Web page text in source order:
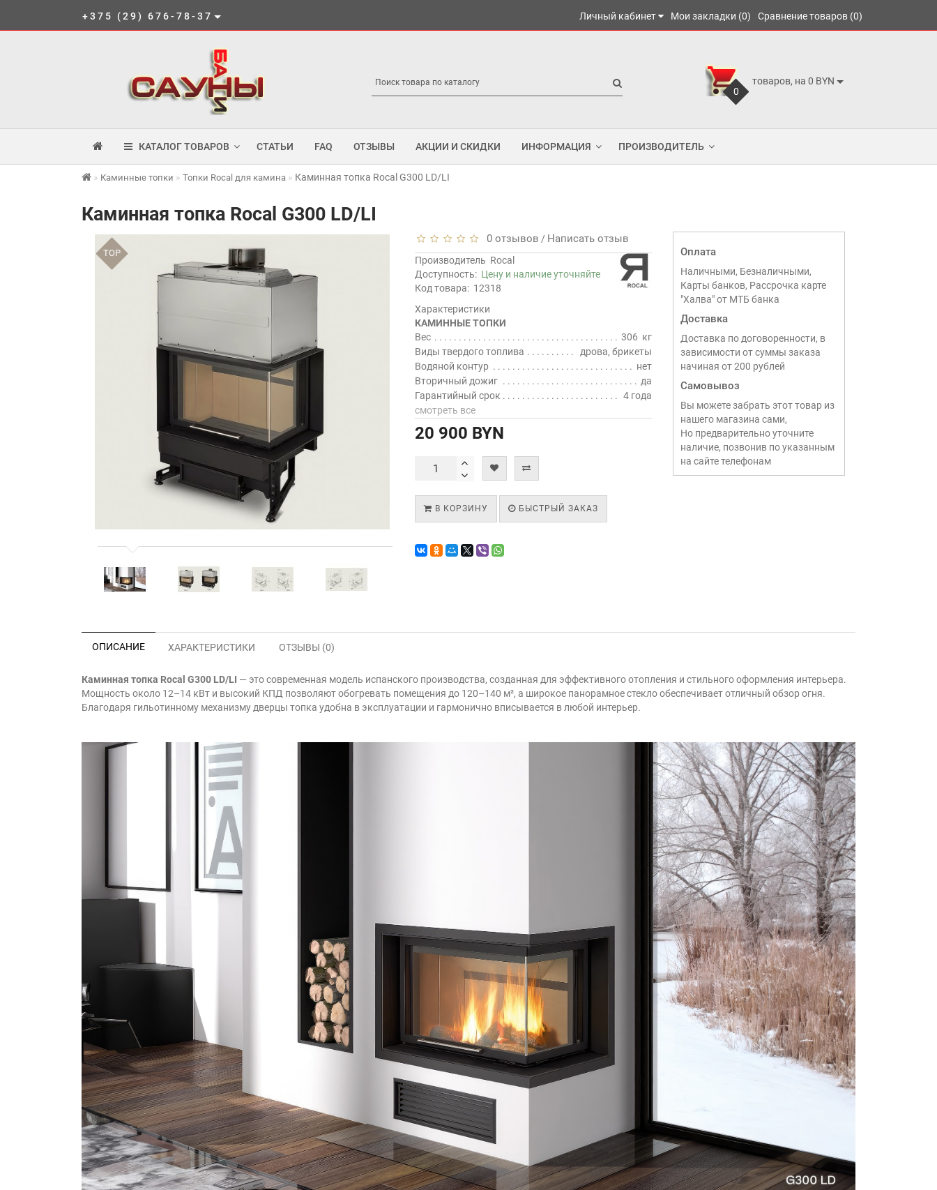
+375 (29) 676-78-37 Личный кабинет Мои закладки (0) Сравнение товаров (0)
0
товаров, на 0 BYN
КАТАЛОГ ТОВАРОВ СТАТЬИ FAQ ОТЗЫВЫ АКЦИИ И СКИДКИ ИНФОРМАЦИЯ ПРОИЗВОДИТЕЛЬ
Каминные топки Топки Rocal для камина Каминная топка Rocal G300 LD/LI
Каминная топка Rocal G300 LD/LI
TOP
0 отзывов / Написать отзыв
Производитель Rocal
Доступность: Цену и наличие уточняйте
Код товара: 12318
Характеристики
КАМИННЫЕ ТОПКИ
Вес
306 кг
Виды твердого топлива
дрова, брикеты
Водяной контур
нет
Вторичный дожиг
да
Гарантийный срок
4 года
смотреть все
20 900 BYN
В КОРЗИНУ БЫСТРЫЙ ЗАКАЗ
Оплата
Наличными, Безналичными,
Карты банков, Рассрочка карте
"Халва" от МТБ банка
Доставка
Доставка по договоренности, в
зависимости от суммы заказа
начиная от 200 рублей
Самовывоз
Вы можете забрать этот товар из
нашего магазина сами,
Но предварительно уточните
наличие, позвонив по указанным
на сайте телефонам
ОПИСАНИЕ ХАРАКТЕРИСТИКИ ОТЗЫВЫ (0)
Каминная топка Rocal G300 LD/LI — это современная модель испанского производства, созданная для эффективного отопления и стильного оформления интерьера.
Мощность около 12–14 кВт и высокий КПД позволяют обогревать помещения до 120–140 м², а широкое панорамное стекло обеспечивает отличный обзор огня.
Благодаря гильотинному механизму дверцы топка удобна в эксплуатации и гармонично вписывается в любой интерьер.